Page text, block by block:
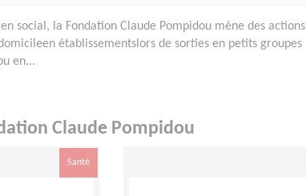
social, la Fondation Claude Pompidou mène des actions
établissementslors de sorties en petits groupes
en...
Claude Pompidou
Santé